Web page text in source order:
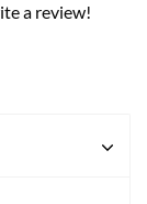
a review!